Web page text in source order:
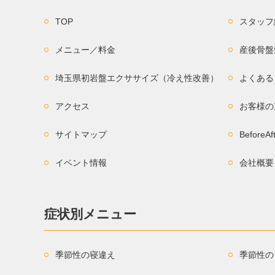
TOP スタッ
メニュー／料金 産後骨
埼玉県初岩盤エクササイズ（冷え性改善） よくあ
アクセス お客様
サイトマップ
イベント情報 会社概要
症状別メニュー
季節性の寝違え 季節性